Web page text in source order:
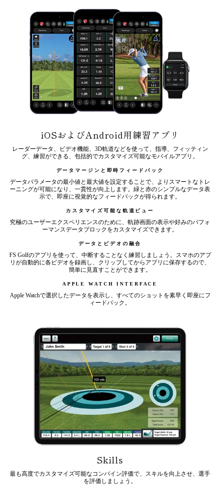
iOSおよびAndroid用練習アプリ
レーダーデータ、ビデオ機能、3D軌道などを使って、指導、フィッティン
グ、練習ができる、包括的でカスタマイズ可能なモバイルアプリ。
データマージンと即時フィードバック
データパラメータの最小値と最大値を設定することで、よりスマートなトレ
ーニングが可能になり、一貫性が向上します。緑と赤のシンプルなデータ表
示で、即座に視覚的なフィードバックが得られます。
カスタマイズ可能な軌道ビュー
究極のユーザーエクスペリエンスのために、軌跡画面の表示や好みのパフォ
ーマンスデータブロックをカスタマイズできます。
データとビデオの融合
FS Golfのアプリを使って、中断することなく練習しましょう。スマホのアプ
リが自動的に各ビデオを録画し、クリップしてからアプリに保存するので、
簡単に見直すことができます。
APPLE WATCH INTERFACE
Apple Watchで選択したデータを表示し、すべてのショットを素早く即座にフ
ィードバック。
Skills
最も高度でカスタマイズ可能なコンバイン評価で、スキルを向上させ、選手
を評価しましょう。